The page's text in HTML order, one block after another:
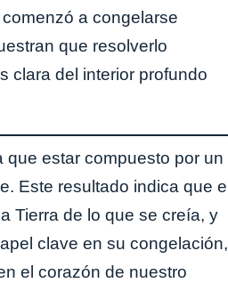
a congelarse
que resolverlo
clara del interior profundo
estar compuesto por un
Este resultado indica que el
Tierra de lo que se creía, y
clave en su congelación,
el corazón de nuestro